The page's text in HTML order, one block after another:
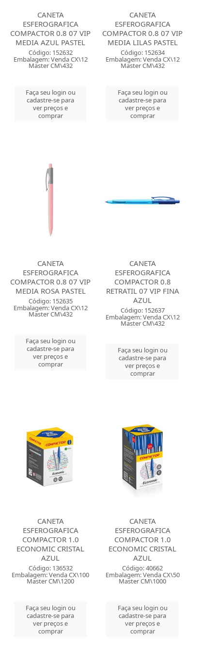
CANETA
ESFEROGRAFICA
COMPACTOR 0.8 07 VIP
MEDIA AZUL PASTEL
Código: 152632
Embalagem: Venda CX\12
Master CM\432
Faça seu login ou
cadastre-se para
ver preços e
comprar
CANETA
ESFEROGRAFICA
COMPACTOR 0.8 07 VIP
MEDIA LILAS PASTEL
Código: 152634
Embalagem: Venda CX\12
Master CM\432
Faça seu login ou
cadastre-se para
ver preços e
comprar
CANETA
ESFEROGRAFICA
COMPACTOR 0.8 07 VIP
MEDIA ROSA PASTEL
Código: 152635
Embalagem: Venda CX\12
Master CM\432
Faça seu login ou
cadastre-se para
ver preços e
comprar
CANETA
ESFEROGRAFICA
COMPACTOR 0.8
RETRATIL 07 VIP FINA
AZUL
Código: 152637
Embalagem: Venda CX\12
Master CM\432
Faça seu login ou
cadastre-se para
ver preços e
comprar
CANETA
ESFEROGRAFICA
COMPACTOR 1.0
ECONOMIC CRISTAL
AZUL
Código: 136532
Embalagem: Venda CX\100
Master CM\1200
Faça seu login ou
cadastre-se para
ver preços e
comprar
CANETA
ESFEROGRAFICA
COMPACTOR 1.0
ECONOMIC CRISTAL
AZUL
Código: 40662
Embalagem: Venda CX\50
Master CM\1000
Faça seu login ou
cadastre-se para
ver preços e
comprar